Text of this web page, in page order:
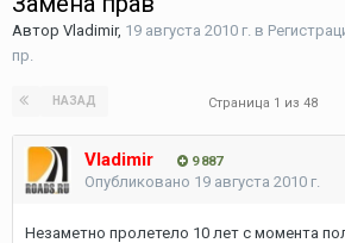
Автор Vladimir, 19 августа 2010 г. в
пр.
НАЗАД Страница 1 из 48
Vladimir 9 887
Опубликовано 19 августа 2010 г.
Незаметно пролетело 10 лет с момента